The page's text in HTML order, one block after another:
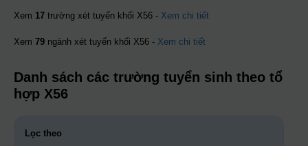
Xem 17 trường xét tuyển khối X56 - Xem chi tiết
Xem 79 ngành xét tuyển khối X56 - Xem chi tiết
Danh sách các trường tuyển sinh theo tổ
hợp X56
Lọc theo